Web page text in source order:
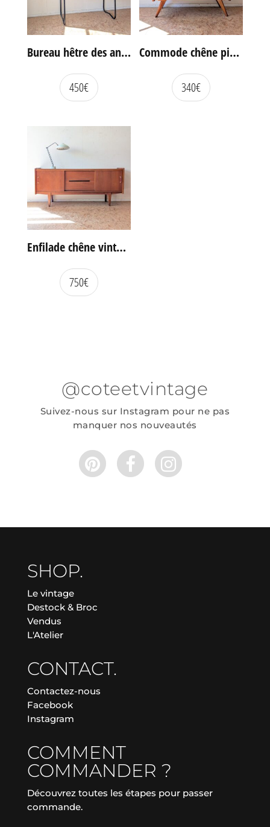
Bureau hêtre des années 60
450€
Commode chêne pieds compas vintage
340€
Enfilade chêne vintage portes coulissantes
750€
@coteetvintage
Suivez-nous sur Instagram pour ne pas
manquer nos nouveautés
SHOP.
Le vintage
Destock & Broc
Vendus
L'Atelier
CONTACT.
Contactez-nous
Facebook
Instagram
COMMENT
COMMANDER ?
Découvrez toutes les étapes pour passer
commande.